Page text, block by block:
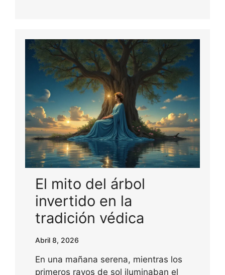
El mito del árbol
invertido en la
tradición védica
Abril 8, 2026
En una mañana serena, mientras los
primeros rayos de sol iluminaban el